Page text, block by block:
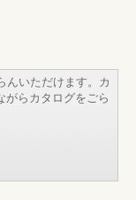
んいただけます。カ
がらカタログをごら